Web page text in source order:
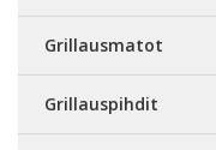
Grillausmatot
Grillauspihdit